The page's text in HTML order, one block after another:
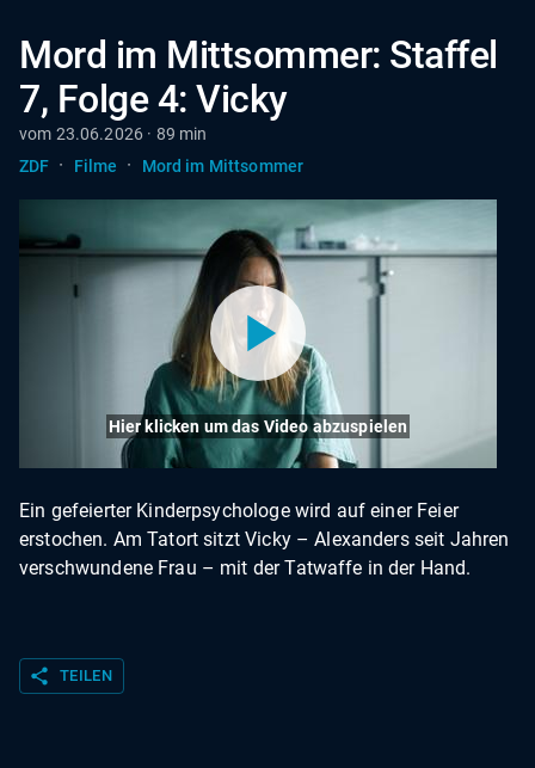
Mord im Mittsommer: Staffel
7, Folge 4: Vicky
vom 23.06.2026 · 89 min
ZDF · Filme · Mord im Mittsommer
Hier klicken um das Video abzuspielen
Ein gefeierter Kinderpsychologe wird auf einer Feier
erstochen. Am Tatort sitzt Vicky – Alexanders seit Jahren
verschwundene Frau – mit der Tatwaffe in der Hand.
share TEILEN